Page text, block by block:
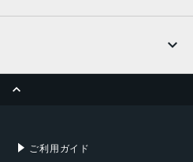
ご利用ガイド